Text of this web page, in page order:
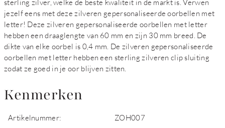
sterling zilver, welke de beste kwaliteit in de markt is. Verwen
jezelf eens met deze zilveren gepersonaliseerde oorbellen met
letter! Deze zilveren gepersonaliseerde oorbellen met letter
hebben een draaglengte van 60 mm en zijn 30 mm breed. De
dikte van elke oorbel is 0,4 mm. De zilveren gepersonaliseerde
oorbellen met letter hebben een sterling zilveren clip sluiting
zodat ze goed in je oor blijven zitten.
Kenmerken
Artikelnummer: ZOH007